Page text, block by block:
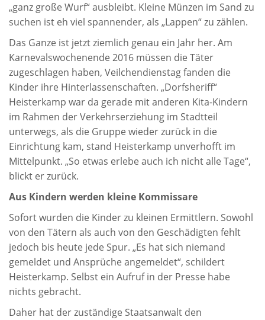
„ganz große Wurf“ ausbleibt. Kleine Münzen im Sand zu
suchen ist eh viel spannender, als „Lappen“ zu zählen.
Das Ganze ist jetzt ziemlich genau ein Jahr her. Am
Karnevalswochenende 2016 müssen die Täter
zugeschlagen haben, Veilchendienstag fanden die
Kinder ihre Hinterlassenschaften. „Dorfsheriff“
Heisterkamp war da gerade mit anderen Kita-Kindern
im Rahmen der Verkehrserziehung im Stadtteil
unterwegs, als die Gruppe wieder zurück in die
Einrichtung kam, stand Heisterkamp unverhofft im
Mittelpunkt. „So etwas erlebe auch ich nicht alle Tage“,
blickt er zurück.
Aus Kindern werden kleine Kommissare
Sofort wurden die Kinder zu kleinen Ermittlern. Sowohl
von den Tätern als auch von den Geschädigten fehlt
jedoch bis heute jede Spur. „Es hat sich niemand
gemeldet und Ansprüche angemeldet“, schildert
Heisterkamp. Selbst ein Aufruf in der Presse habe
nichts gebracht.
Daher hat der zuständige Staatsanwalt den